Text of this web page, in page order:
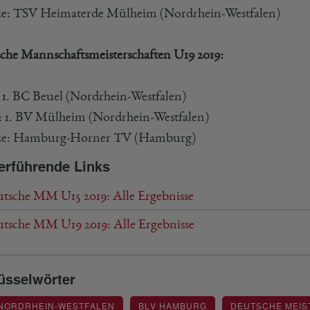
TSV Heimaterde Mülheim (Nordrhein-Westfalen)
Mannschaftsmeisterschaften U19 2019:
BC Beuel (Nordrhein-Westfalen)
1. BV Mülheim (Nordrhein-Westfalen)
Hamburg-Horner TV (Hamburg)
Links
MM U15 2019: Alle Ergebnisse
MM U19 2019: Alle Ergebnisse
WESTFALEN BLV HAMBURG DEUTSCHE